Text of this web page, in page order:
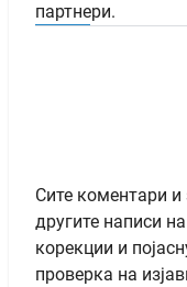
партнери.
Сите коментари и
другите написи
корекции и
проверка на